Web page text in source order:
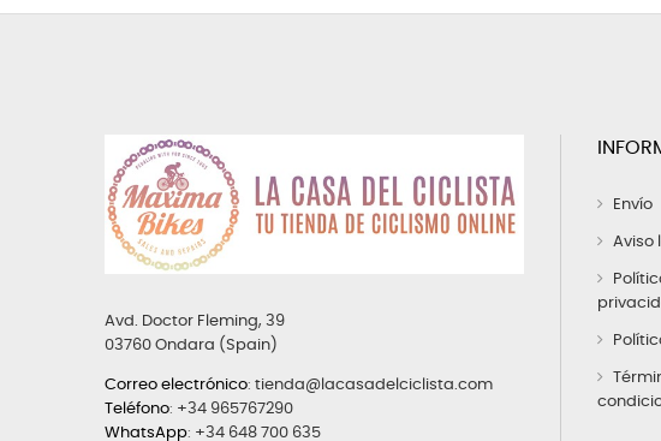
Avd. Doctor Fleming, 39
03760 Ondara (Spain)
Correo electrónico: tienda@lacasadelciclista.com
Teléfono: +34 965767290
WhatsApp: +34 648 700 635
Envío
Aviso